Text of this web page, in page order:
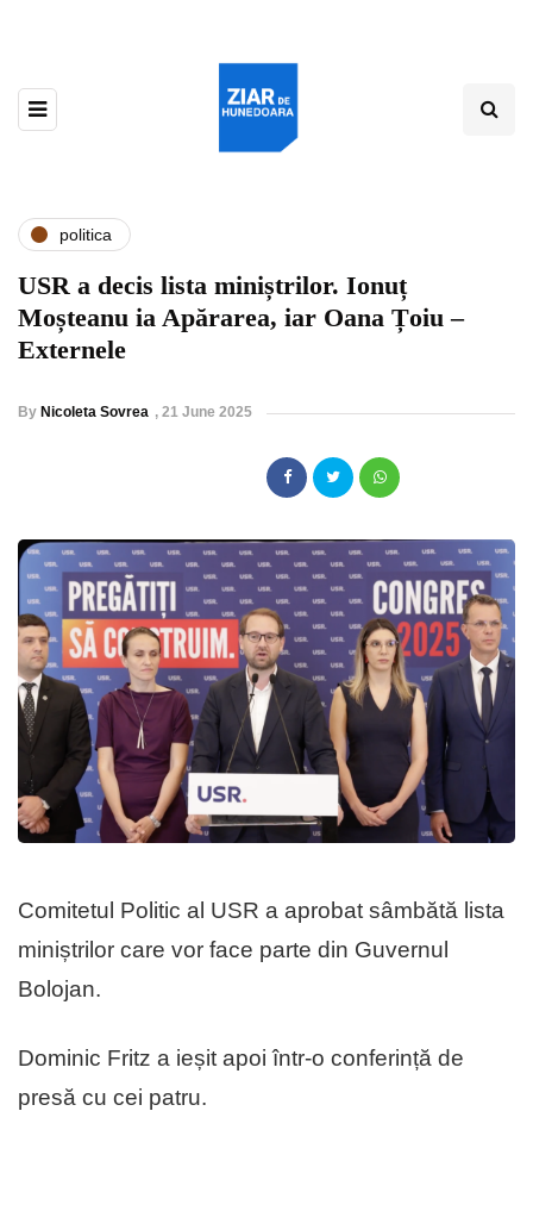
politica
USR a decis lista miniștrilor. Ionuț
Moșteanu ia Apărarea, iar Oana Țoiu –
Externele
By Nicoleta Sovrea , 21 June 2025
Comitetul Politic al USR a aprobat sâmbătă lista
miniștrilor care vor face parte din Guvernul
Bolojan.
Dominic Fritz a ieșit apoi într-o conferință de
presă cu cei patru.